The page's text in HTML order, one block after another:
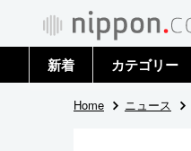
新着 カテゴリー
政治・外交
Home ニュース